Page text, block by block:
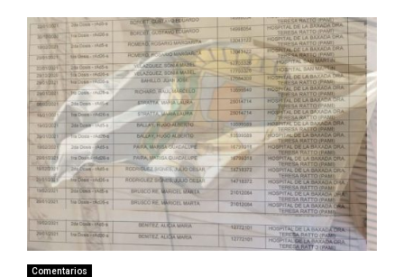
Comentarios